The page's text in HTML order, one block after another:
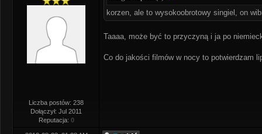
Liczba postów: 238
Dołączył: Jul 2011
Reputacja: 0
korzen, ale to wysokoobrotowy singiel, on
Taaaa, może być to przyczyną i ja po
Co do jakości filmów w nocy to potwierdzam